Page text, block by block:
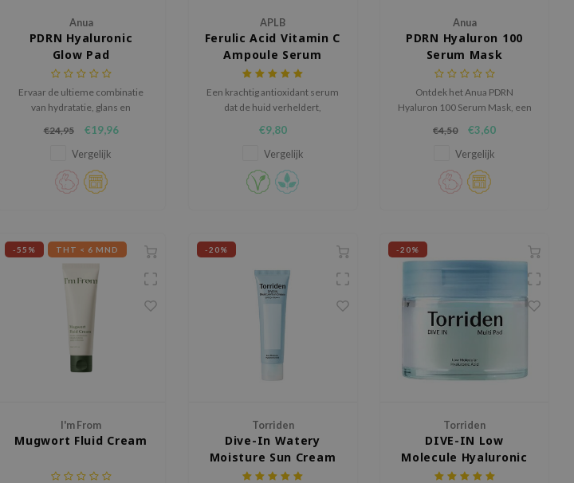
Anua
PDRN Hyaluronic
Glow Pad
Ervaar de ultieme combinatie
van hydratatie, glans en
PDRN Hyaluronic Glow Pad.
€24,95 €19,96
Vergelijk
APLB
Ferulic Acid Vitamin C
Ampoule Serum
Een krachtig antioxidant serum
dat de huid verheldert,
een gladdere, stralende teint.
€9,80
Vergelijk
Anua
PDRN Hyaluron 100
Serum Mask
Ontdek het Anua PDRN
Hyaluron 100 Serum Mask, een
sheetmasker verrijkt met
PDRN, 11 soorten hyaluronzuur
en gehydrolyseerd collageen.
€4,50 €3,60
Vergelijk
-55% THT < 6 MND
I'm From
Mugwort Fluid Cream
-20%
Torriden
Dive-In Watery
Moisture Sun Cream
-20%
Torriden
DIVE-IN Low
Molecule Hyaluronic
acid Multi Pad